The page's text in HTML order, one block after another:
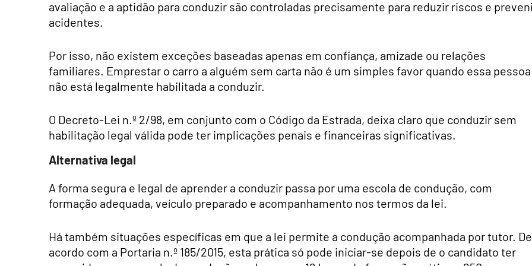
avaliação e a aptidão para conduzir são controladas precisamente para reduzir riscos e
acidentes.
Por isso, não existem exceções baseadas apenas em confiança, amizade ou relações
familiares. Emprestar o carro a alguém sem carta não é um simples favor quando essa pessoa
não está legalmente habilitada a conduzir.
O Decreto-Lei n.º 2/98, em conjunto com o Código da Estrada, deixa claro que conduzir sem
habilitação legal válida pode ter implicações penais e financeiras significativas.
Alternativa legal
A forma segura e legal de aprender a conduzir passa por uma escola de condução, com
formação adequada, veículo preparado e acompanhamento nos termos da lei.
Há também situações específicas em que a lei permite a condução acompanhada por tutor. De
acordo com a Portaria n.º 185/2015, esta prática só pode iniciar-se depois de o candidato ter